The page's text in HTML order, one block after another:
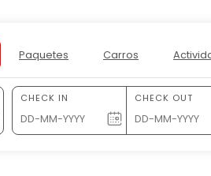
Paquetes Carros
CHECK IN CHECK OUT